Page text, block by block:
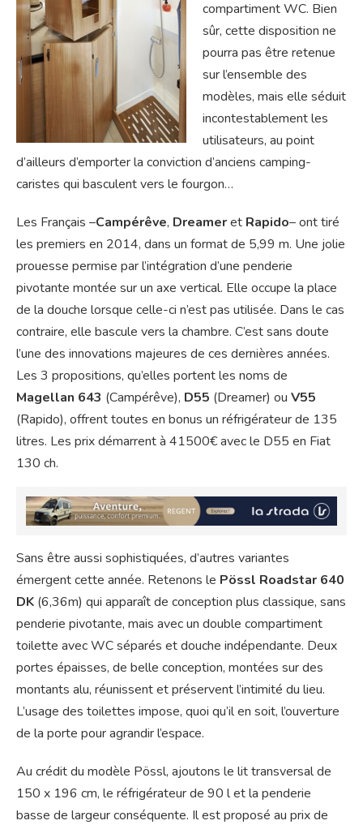
compartiment WC. Bien
sûr, cette disposition ne
pourra pas être retenue
sur l’ensemble des
modèles, mais elle séduit
incontestablement les
utilisateurs, au point
d’ailleurs d’emporter la conviction d’anciens camping-
caristes qui basculent vers le fourgon…
Les Français –Campérêve, Dreameret Rapido– ont tiré
les premiers en 2014, dans un format de 5,99 m. Une jolie
prouesse permise par l’intégration d’une penderie
pivotante montée sur un axe vertical. Elle occupe la place
de la douche lorsque celle-ci n’est pas utilisée. Dans le cas
contraire, elle bascule vers la chambre. C’est sans doute
l’une des innovations majeures de ces dernières années.
Les 3 propositions, qu’elles portent les noms de
Magellan 643 (Campérêve), D55 (Dreamer) ou V55
(Rapido), offrent toutes en bonus un réfrigérateur de 135
litres. Les prix démarrent à 41500€ avec le D55 en Fiat
130 ch.
Sans être aussi sophistiquées, d’autres variantes
émergent cette année. Retenons le Pössl Roadstar 640
DK (6,36m) qui apparaît de conception plus classique, sans
penderie pivotante, mais avec un double compartiment
toilette avec WC séparés et douche indépendante. Deux
portes épaisses, de belle conception, montées sur des
montants alu, réunissent et préservent l’intimité du lieu.
L’usage des toilettes impose, quoi qu’il en soit, l’ouverture
de la porte pour agrandir l’espace.
Au crédit du modèle Pössl, ajoutons le lit transversal de
150 x 196 cm, le réfrigérateur de 90 l et la penderie
basse de largeur conséquente. Il est proposé au prix de